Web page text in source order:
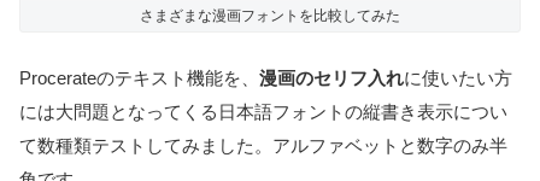
さまざまな漫画フォントを比較してみた
Procerateのテキスト機能を、 漫画のセリフ入れに使いたい方
には大問題となってくる日本語フォントの縦書き表示につい
て数種類テストしてみました。アルファベットと数字のみ半